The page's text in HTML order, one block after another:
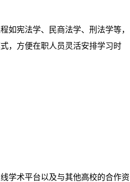
如宪法学、民商法学、刑法学等，
，方便在职人员灵活安排学习时
学术平台以及与其他高校的合作资